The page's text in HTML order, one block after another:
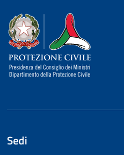
Dipartimento della
Sedi